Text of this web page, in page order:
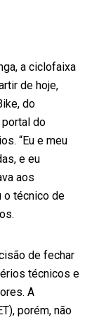
a ciclofaixa
de hoje,
do
do
“Eu e meu
e eu
aos
o técnico de
de fechar
técnicos e
A
porém, não